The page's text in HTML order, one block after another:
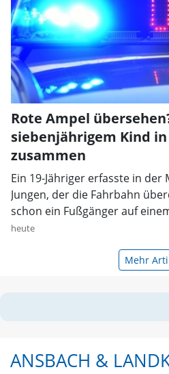
Rote Ampel
siebenjährigem Kind
zusammen
Ein 19-Jähriger erfasste in
Jungen, der die Fahrbahn
schon ein Fußgänger auf
heute
Mehr
ANSBACH &